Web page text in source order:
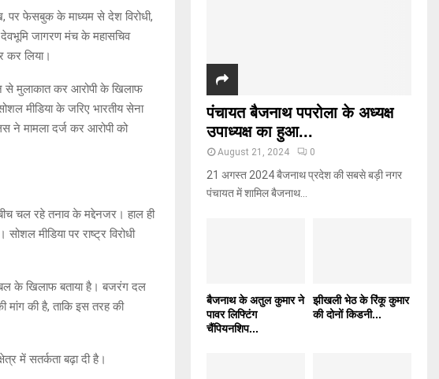
पर फेसबुक के माध्यम से देश विरोधी,
देवभूमि जागरण मंच के महासचिव
कर लिया।
से मुलाकात कर आरोपी के खिलाफ
मीडिया के जरिए भारतीय सेना
ने मामला दर्ज कर आरोपी को
चल रहे तनाव के मद्देनजर। हाल ही
मीडिया पर राष्ट्र विरोधी
के खिलाफ बताया है। बजरंग दल
की है, ताकि इस तरह की
में सतर्कता बढ़ा दी है।
पंचायत बैजनाथ पपरोला के अध्यक्ष
उपाध्यक्ष का हुआ...
August 21, 2024 0
21 अगस्त 2024 बैजनाथ प्रदेश की सबसे बड़ी नगर
पंचायत में शामिल बैजनाथ...
बैजनाथ के अतुल कुमार ने
पावर लिफ्टिंग
चैंपियनशिप...
झीखली भेठ के रिंकू कुमार
की दोनों किडनी...